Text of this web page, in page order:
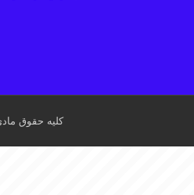
کلیه حقوق